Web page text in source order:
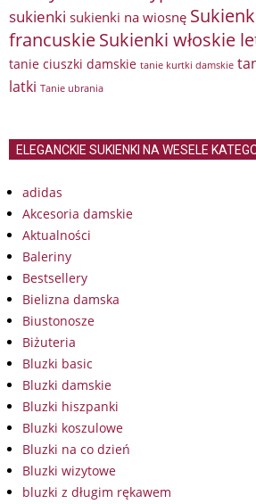
sukienki sukienki na wiosnę
francuskieSukienki włoskie
tanie ciuszki damskie tanie kurtki damskie
latki Tanie ubrania
ELEGANCKIE SUKIENKI NA WESELE
adidas
Akcesoria damskie
Aktualności
Baleriny
Bestsellery
Bielizna damska
Biustonosze
Biżuteria
Bluzki basic
Bluzki damskie
Bluzki hiszpanki
Bluzki koszulowe
Bluzki na co dzień
Bluzki wizytowe
bluzki z długim rękawem